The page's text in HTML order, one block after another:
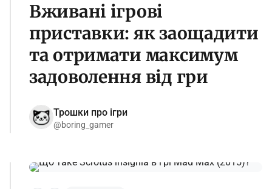
Вживані ігрові
приставки: як заощадити
та отримати максимум
задоволення від гри
Трошки про ігри
@boring_gamer